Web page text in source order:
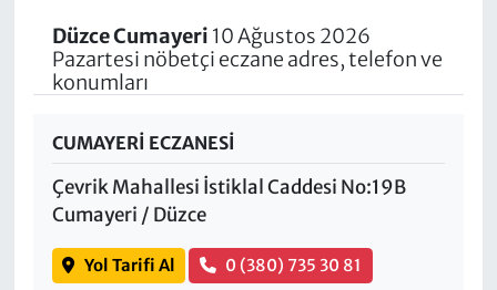
Düzce Cumayeri 10 Ağustos 2026
Pazartesi nöbetçi eczane adres, telefon ve
konumları
CUMAYERİ ECZANESİ
Çevrik Mahallesi İstiklal Caddesi No:19B
Cumayeri / Düzce
Yol Tarifi Al 0 (380) 735 30 81